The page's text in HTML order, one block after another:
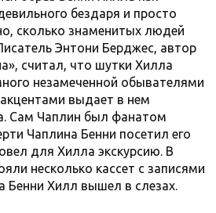
бездаря и просто
сколько знаменитых людей
Энтони Берджес, автор
считал, что шутки Хилла
незамеченной обывателями
акцентами выдает в нем
Сам Чаплин был фанатом
Чаплина Бенни посетил его
для Хилла экскурсию. В
несколько кассет с записями
Бенни Хилл вышел в слезах.